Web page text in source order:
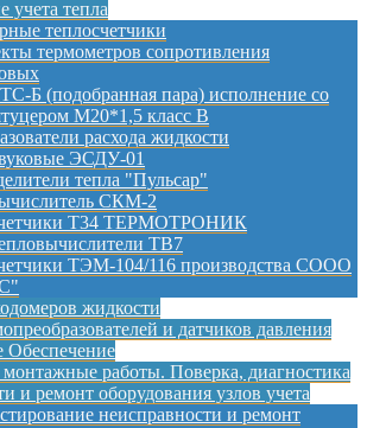
учета тепла
теплосчетчики
термометров сопротивления
Б (подобранная пара) исполнение со
М20*1,5 класс B
расхода жидкости
ЭСДУ-01
тепла "Пульсар"
СКМ-2
Т34 ТЕРМОТРОНИК
ТВ7
ТЭМ-104/116 производства СООО
жидкости
и датчиков давления
Обеспечение
работы. Поверка, диагностика
и ремонт оборудования узлов учета
неисправности и ремонт